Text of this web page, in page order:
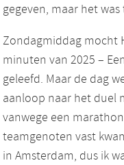
gegeven, maar het
Zondagmiddag mocht
minuten van 2025 –
geleefd. Maar de dag
aanloop naar het duel
vanwege een
teamgenoten vast
in Amsterdam, dus ik